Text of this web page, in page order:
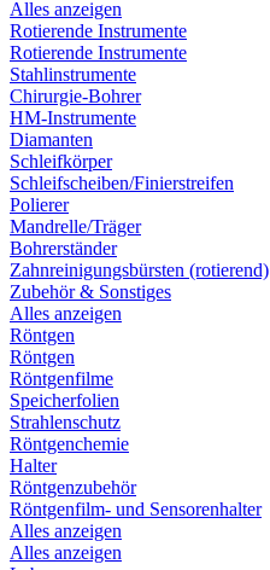
Alles anzeigen
Rotierende Instrumente
Rotierende Instrumente
Stahlinstrumente
Chirurgie-Bohrer
HM-Instrumente
Diamanten
Schleifkörper
Schleifscheiben/Finierstreifen
Polierer
Mandrelle/Träger
Bohrerständer
Zahnreinigungsbürsten (rotierend)
Zubehör & Sonstiges
Alles anzeigen
Röntgen
Röntgen
Röntgenfilme
Speicherfolien
Strahlenschutz
Röntgenchemie
Halter
Röntgenzubehör
Röntgenfilm- und Sensorenhalter
Alles anzeigen
Alles anzeigen